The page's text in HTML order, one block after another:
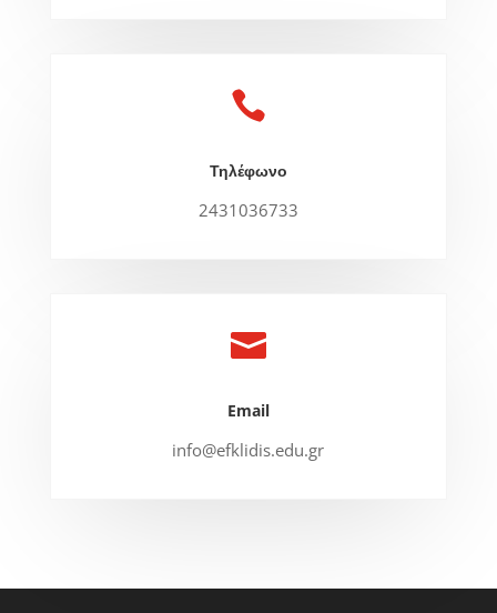

Τηλέφωνο
2431036733

Email
info@efklidis.edu.gr